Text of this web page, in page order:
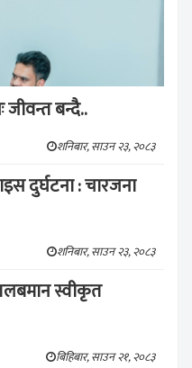
जीवन्त बन्दै..
शनिबार, साउन २३, २०८३
दुर्घटना : चारजना
शनिबार, साउन २३, २०८३
स्वीकृत
बिहिबार, साउन २१, २०८३